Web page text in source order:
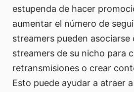
estupenda de hacer
aumentar el número de
streamers pueden
streamers de su nicho para
retransmisiones o crear
Esto puede ayudar a atraer